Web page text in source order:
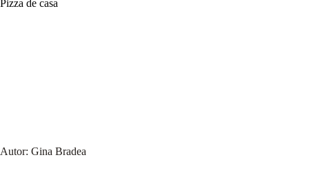
Pizza de casa
Autor: Gina Bradea